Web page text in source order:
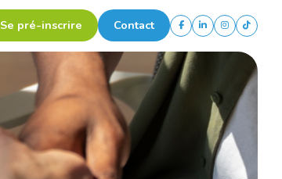
Se pré-inscrire Contact